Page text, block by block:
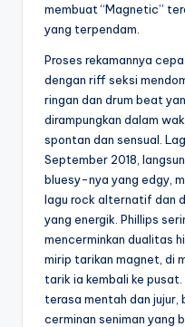
membuat “Magnetic”
yang terpendam.
Proses rekamannya
dengan riff seksi
ringan dan drum beat
dirampungkan dalam
spontan dan sensual.
September 2018,
bluesy-nya yang edgy,
lagu rock alternatif dan
yang energik. Phillips
mencerminkan dualitas
mirip tarikan magnet, di
tarik ia kembali ke
terasa mentah dan jujur,
cerminan seniman yang